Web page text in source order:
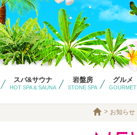
スパ&サウナ
HOT SPA & SAUNA
岩盤房
STONE SPA
グルメ
GOURMET
> お知らせ